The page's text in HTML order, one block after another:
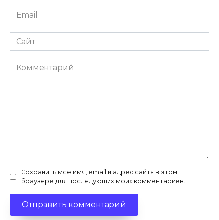
Email
*
Сайт
Комментарий
Сохранить моё имя, email и адрес сайта в этом
браузере для последующих моих комментариев.